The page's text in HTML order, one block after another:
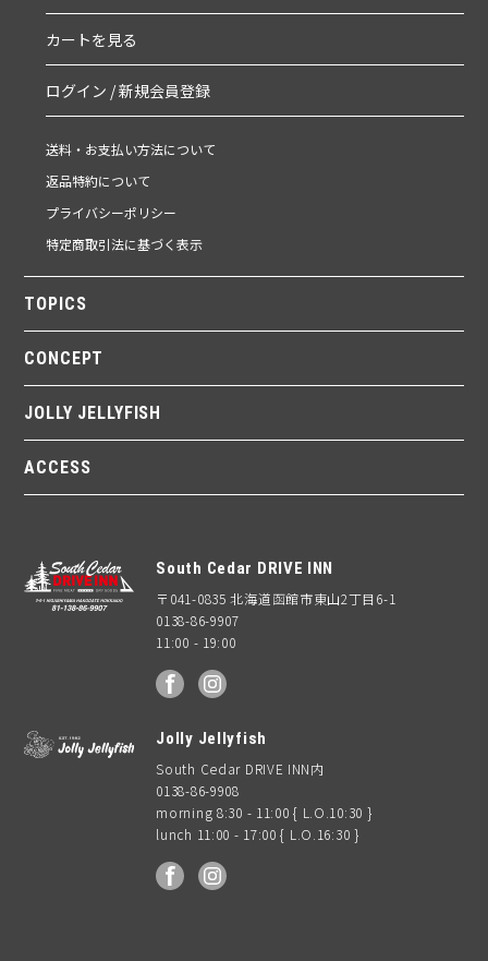
カートを見る
ログイン / 新規会員登録
送料・お支払い方法について
返品特約について
プライバシーポリシー
特定商取引法に基づく表示
TOPICS
CONCEPT
JOLLY JELLYFISH
ACCESS
South Cedar DRIVE INN
〒041-0835 北海道函館市東山2丁目6-1
0138-86-9907
11:00 - 19:00
facebook
Jolly Jellyfish
South Cedar DRIVE INN内
0138-86-9908
morning 8:30 - 11:00 { L.O.10:30 }
lunch 11:00 - 17:00 { L.O.16:30 }
facebook